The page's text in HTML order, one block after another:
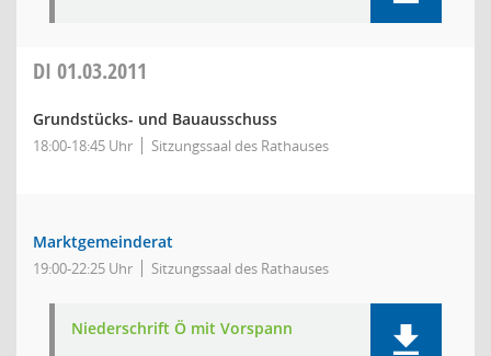
DI 01.03.2011
Grundstücks- und Bauausschuss
18:00-18:45 Uhr Sitzungssaal des Rathauses
Marktgemeinderat
19:00-22:25 Uhr Sitzungssaal des Rathauses
Niederschrift Ö mit Vorspann